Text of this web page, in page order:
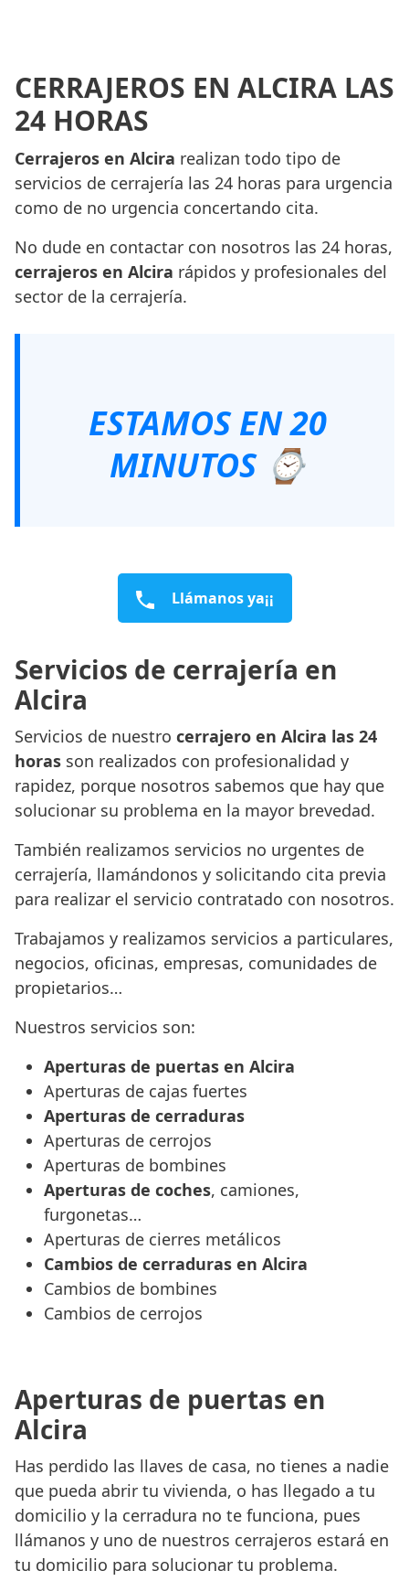
CERRAJEROS EN ALCIRA LAS
24 HORAS
Cerrajeros en Alcira realizan todo tipo de
servicios de cerrajería las 24 horas para urgencia
como de no urgencia concertando cita.
No dude en contactar con nosotros las 24 horas,
cerrajeros en Alcira rápidos y profesionales del
sector de la cerrajería.
ESTAMOS EN 20
MINUTOS ⌚
Llámanos ya¡¡
Servicios de cerrajería en
Alcira
Servicios de nuestro cerrajero en Alcira las 24
horas son realizados con profesionalidad y
rapidez, porque nosotros sabemos que hay que
solucionar su problema en la mayor brevedad.
También realizamos servicios no urgentes de
cerrajería, llamándonos y solicitando cita previa
para realizar el servicio contratado con nosotros.
Trabajamos y realizamos servicios a particulares,
negocios, oficinas, empresas, comunidades de
propietarios…
Nuestros servicios son:
Aperturas de puertas en Alcira
Aperturas de cajas fuertes
Aperturas de cerraduras
Aperturas de cerrojos
Aperturas de bombines
Aperturas de coches, camiones,
furgonetas…
Aperturas de cierres metálicos
Cambios de cerraduras en Alcira
Cambios de bombines
Cambios de cerrojos
Aperturas de puertas en
Alcira
Has perdido las llaves de casa, no tienes a nadie
que pueda abrir tu vivienda, o has llegado a tu
domicilio y la cerradura no te funciona, pues
llámanos y uno de nuestros cerrajeros estará en
tu domicilio para solucionar tu problema.